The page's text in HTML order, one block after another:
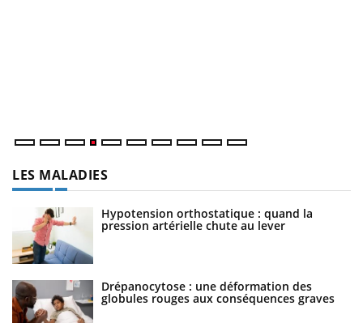
LES MALADIES
Hypotension orthostatique : quand la
pression artérielle chute au lever
Drépanocytose : une déformation des
globules rouges aux conséquences graves